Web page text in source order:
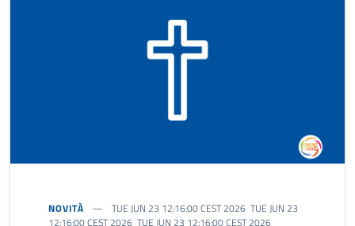
NOVITÀ
TUE JUN 23 12:16:00 CEST 2026 TUE JUN 23
12:16:00 CEST 2026 TUE JUN 23 12:16:00 CEST 2026